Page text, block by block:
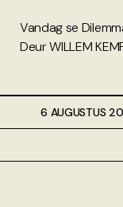
Vandag se
Deur WILLEM
6 AUGUSTUS